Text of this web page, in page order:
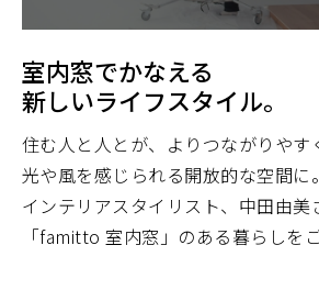
室内窓でかなえる
新しいライフスタイル。
住む人と人とが、よりつながりやす
光や風を感じられる開放的な空間に。
インテリアスタイリスト、中田由美
「famitto 室内窓」のある暮らしを